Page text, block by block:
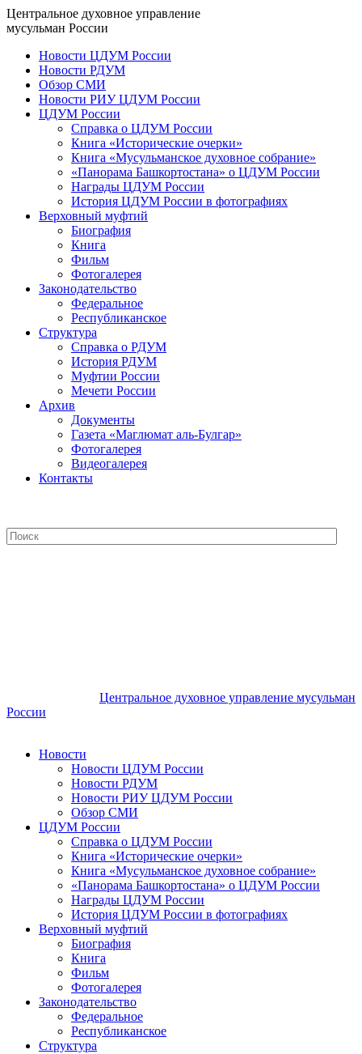
Центральное духовное управление
мусульман России
Новости ЦДУМ России
Новости РДУМ
Обзор СМИ
Новости РИУ ЦДУМ России
ЦДУМ России
Справка о ЦДУМ России
Книга «Исторические очерки»
Книга «Мусульманское духовное собрание»
«Панорама Башкортостана» о ЦДУМ России
Награды ЦДУМ России
История ЦДУМ России в фотографиях
Верховный муфтий
Биография
Книга
Фильм
Фотогалерея
Законодательство
Федеральное
Республиканское
Структура
Справка о РДУМ
История РДУМ
Муфтии России
Мечети России
Архив
Документы
Газета «Маглюмат аль-Булгар»
Фотогалерея
Видеогалерея
Контакты
Центральное духовное управление мусульман
России
Новости
Новости ЦДУМ России
Новости РДУМ
Новости РИУ ЦДУМ России
Обзор СМИ
ЦДУМ России
Справка о ЦДУМ России
Книга «Исторические очерки»
Книга «Мусульманское духовное собрание»
«Панорама Башкортостана» о ЦДУМ России
Награды ЦДУМ России
История ЦДУМ России в фотографиях
Верховный муфтий
Биография
Книга
Фильм
Фотогалерея
Законодательство
Федеральное
Республиканское
Структура